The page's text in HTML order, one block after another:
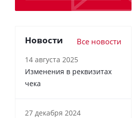
Новости Все новости
14 августа 2025
Изменения в реквизитах
чека
27 декабря 2024